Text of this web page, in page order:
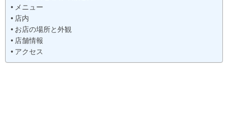
メニュー
店内
お店の場所と外観
店舗情報
アクセス